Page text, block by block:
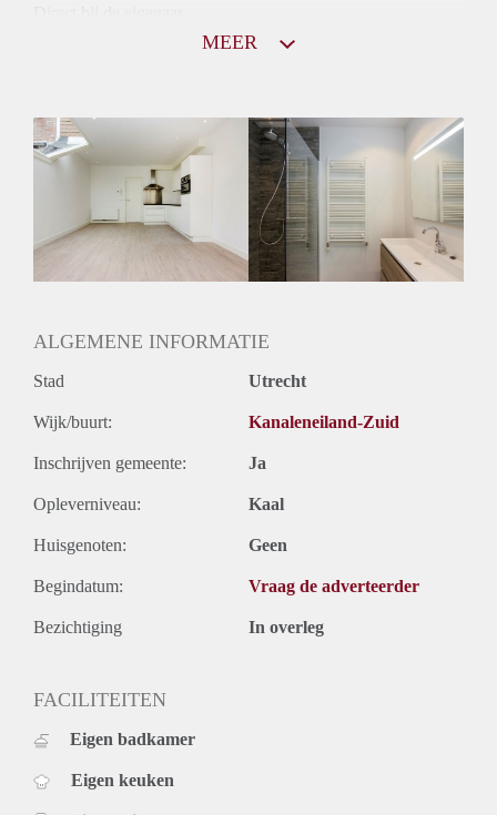
Huurtoeslag
Niet mogelijk
Huurtermijn
Onbepaalde termijn
Oplevering
MEER
ALGEMENE INFORMATIE
Stad Utrecht
Wijk/buurt: Kanaleneiland-Zuid
Inschrijven gemeente: Ja
Opleverniveau: Kaal
Huisgenoten: Geen
Begindatum: Vraag de adverteerder
Bezichtiging In overleg
FACILITEITEN
Eigen badkamer
Eigen keuken